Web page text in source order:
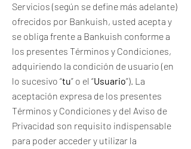
Servicios (según se define más adelante)
ofrecidos por Bankuish, usted acepta y
se obliga frente a Bankuish conforme a
los presentes Términos y Condiciones,
adquiriendo la condición de usuario (en
lo sucesivo “tu” o el “Usuario”). La
aceptación expresa de los presentes
Términos y Condiciones y del Aviso de
Privacidad son requisito indispensable
para poder acceder y utilizar la